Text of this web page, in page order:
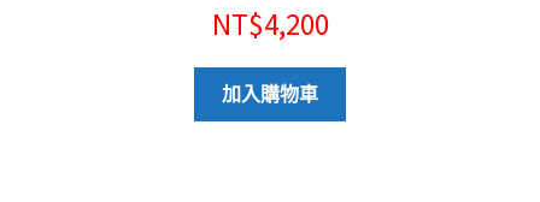
NT$4,200
加入購物車